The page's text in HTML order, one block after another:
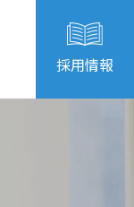
採用情報